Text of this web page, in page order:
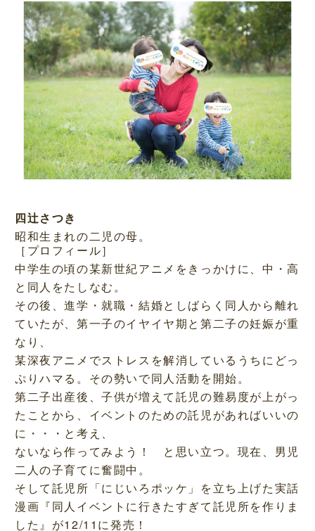
四辻さつき
昭和生まれの二児の母。
［プロフィール］
中学生の頃の某新世紀アニメをきっかけに、中・高
と同人をたしなむ。
その後、進学・就職・結婚としばらく同人から離れ
ていたが、第一子のイヤイヤ期と第二子の妊娠が重
なり、
某深夜アニメでストレスを解消しているうちにどっ
ぷりハマる。その勢いで同人活動を開始。
第二子出産後、子供が増えて託児の難易度が上がっ
たことから、イベントのための託児があればいいの
に・・・と考え、
ないなら作ってみよう！ と思い立つ。現在、男児
二人の子育てに奮闘中。
そして託児所「にじいろポッケ」を立ち上げた実話
漫画『同人イベントに行きたすぎて託児所を作りま
した』が12/11に発売！